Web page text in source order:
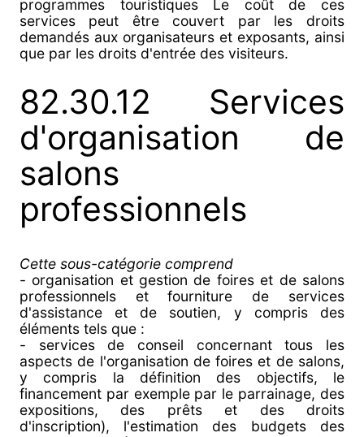
programmes touristiques Le coût de ces
services peut être couvert par les droits
demandés aux organisateurs et exposants, ainsi
que par les droits d'entrée des visiteurs.
82.30.12 Services
d'organisation de
salons
professionnels
Cette sous-catégorie comprend
- organisation et gestion de foires et de salons
professionnels et fourniture de services
d'assistance et de soutien, y compris des
éléments tels que :
- services de conseil concernant tous les
aspects de l'organisation de foires et de salons,
y compris la définition des objectifs, le
financement par exemple par le parrainage, des
expositions, des prêts et des droits
d'inscription), l'estimation des budgets des